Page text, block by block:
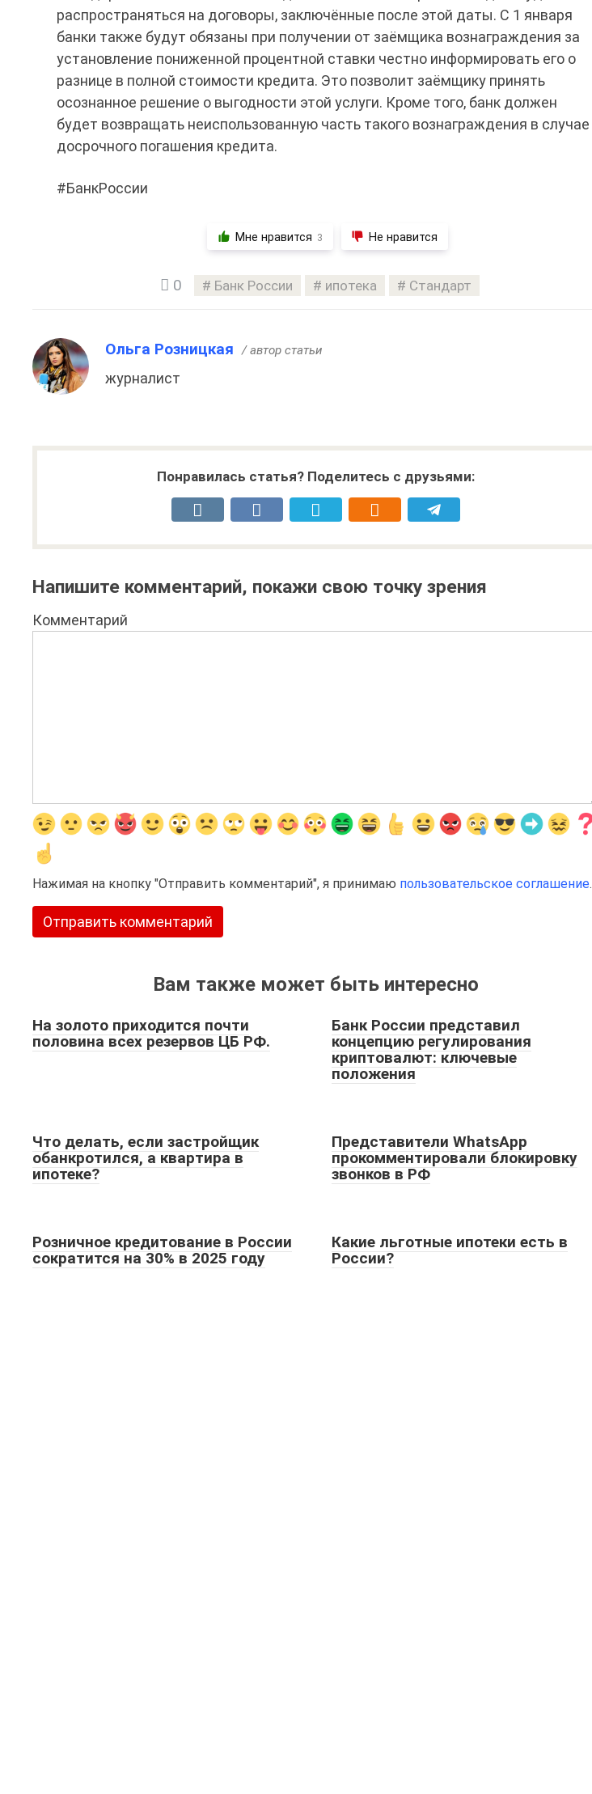
распространяться на договоры, заключённые после этой даты. С 1 января
банки также будут обязаны при получении от заёмщика вознаграждения за
установление пониженной процентной ставки честно информировать его о
разнице в полной стоимости кредита. Это позволит заёмщику принять
осознанное решение о выгодности этой услуги. Кроме того, банк должен
будет возвращать неиспользованную часть такого вознаграждения в случае
досрочного погашения кредита.
#БанкРоссии
Мне нравится 3 Не нравится
0 Банк России ипотека Стандарт
Ольга Розницкая / автор статьи
журналист
Понравилась статья? Поделитесь с друзьями:
Напишите комментарий, покажи свою точку зрения
Комментарий
Нажимая на кнопку "Отправить комментарий", я принимаю пользовательское соглашение.
Вам также может быть интересно
На золото приходится почти
половина всех резервов ЦБ РФ.
Банк России представил
концепцию регулирования
криптовалют: ключевые
положения
Что делать, если застройщик
обанкротился, а квартира в
ипотеке?
Представители WhatsApp
прокомментировали блокировку
звонков в РФ
Розничное кредитование в России
сократится на 30% в 2025 году
Какие льготные ипотеки есть в
России?